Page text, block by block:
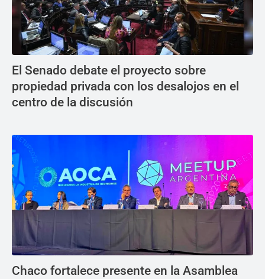
El Senado debate el proyecto sobre
propiedad privada con los desalojos en el
centro de la discusión
Chaco fortalece presente en la Asamblea